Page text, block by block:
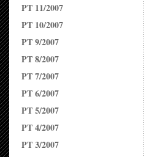
PT 11/2007
PT 10/2007
PT 9/2007
PT 8/2007
PT 7/2007
PT 6/2007
PT 5/2007
PT 4/2007
PT 3/2007